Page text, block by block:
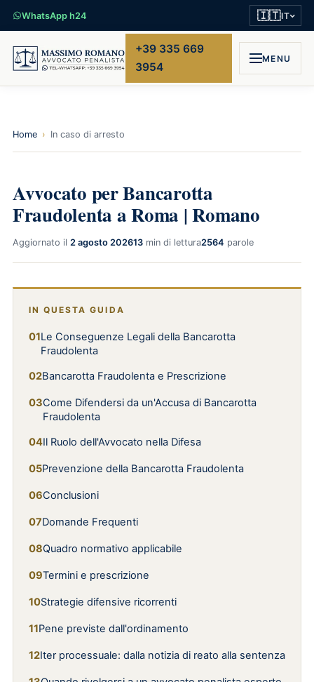
WhatsApp h24 🇮🇹IT
+39 335 669
3954
MENU
Home › In caso di arresto
Avvocato per Bancarotta
Fraudolenta a Roma | Romano
Aggiornato il 2 agosto 202613 min di lettura2564 parole
IN QUESTA GUIDA
Le Conseguenze Legali della Bancarotta
Fraudolenta
Bancarotta Fraudolenta e Prescrizione
Come Difendersi da un'Accusa di Bancarotta
Fraudolenta
Il Ruolo dell'Avvocato nella Difesa
Prevenzione della Bancarotta Fraudolenta
Conclusioni
Domande Frequenti
Quadro normativo applicabile
Termini e prescrizione
Strategie difensive ricorrenti
Pene previste dall'ordinamento
Iter processuale: dalla notizia di reato alla sentenza